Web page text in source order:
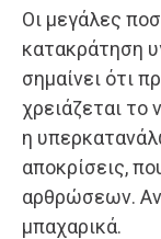
Οι μεγάλες
κατακράτηση
σημαίνει ότι
χρειάζεται το
η
αποκρίσεις,
αρθρώσεων.
μπαχαρικά.